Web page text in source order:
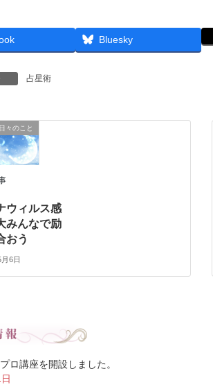
Bluesky
占星術
日々のこと
ウィルス感
みんなで励
おう
6日
ロ講座を開設しました。